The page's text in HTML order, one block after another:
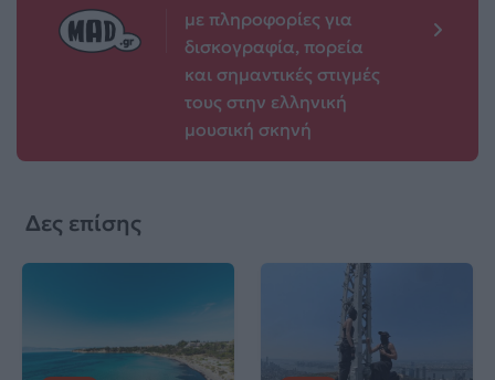
με πληροφορίες για
δισκογραφία, πορεία
και σημαντικές στιγμές
τους στην ελληνική
μουσική σκηνή
Δες επίσης